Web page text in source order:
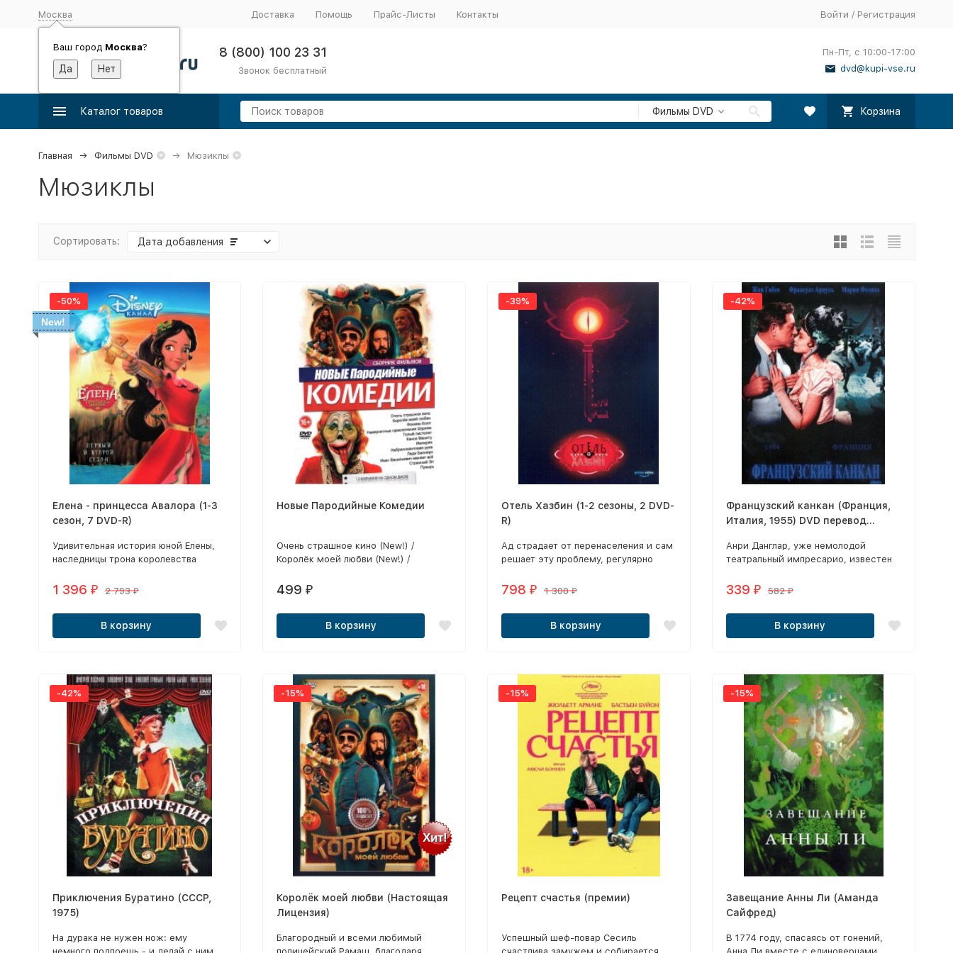
Москва
Ваш город Москва?
Доставка Помощь Прайс-Листы Контакты Войти / Регистрация
8 (800) 100 23 31
Звонок бесплатный
Пн-Пт, с 10:00-17:00
dvd@kupi-vse.ru
Каталог товаров Фильмы DVD Корзина
Главная Фильмы DVD Мюзиклы
Мюзиклы
Сортировать: Дата добавления
New!
-50%
Елена - принцесса Авалора (1-3
сезон, 7 DVD-R)
Удивительная история юной Елены,
наследницы трона королевства
1 396 ₽ 2 793₽
В корзину
Новые Пародийные Комедии
Очень страшное кино (New!) /
Королёк моей любви (New!) /
приключения Шурика / Голый
Небриллиантовая рука / Леди
Баллерс / Иван Васильевич меняет
всё / Странный Эл / Пузырь
499₽
В корзину
-39%
Отель Хазбин (1-2 сезоны, 2 DVD-
R)
Ад страдает от перенаселения и сам
решает эту проблему, регулярно
798 ₽ 1 300₽
В корзину
-42%
Французский канкан (Франция,
Италия, 1955) DVD перевод
(дублированный)
Анри Данглар, уже немолодой
театральный импресарио, известен
обычных с виду девушек в сенсации.
339 ₽ 582₽
В корзину
-42%
Приключения Буратино (СССР,
1975)
На дурака не нужен нож: ему
немного подпоешь - и делай с ним,
Хит!
-15%
Королёк моей любви (Настоящая
Лицензия)
Благородный и всеми любимый
полицейский Рамаш, благодаря
-15%
Рецепт счастья (премии)
Успешный шеф-повар Сесиль
счастлива замужем и собирается
-15%
Завещание Анны Ли (Аманда
Сайфред)
В 1774 году, спасаясь от гонений,
Анна Ли вместе с единоверцами